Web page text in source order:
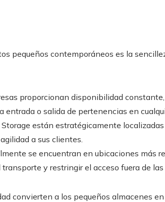
pequeños contemporáneos es la
proporcionan disponibilidad
entrada o salida de pertenencias en
Storage están estratégicamente
a sus clientes.
se encuentran en ubicaciones más
y restringir el acceso fuera de
convierten a los pequeños almacenes